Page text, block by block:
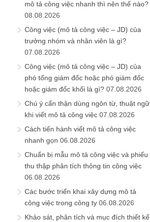
mô tả công việc nhanh thì nên thế nào?
08.08.2026
Công việc (mô tả công việc – JD) của
trưởng nhóm và nhân viên là gì?
07.08.2026
Công việc (mô tả công việc – JD) của
phó tổng giám đốc hoặc phó giám đốc
hoặc giám đốc khối là gì? 07.08.2026
Chú ý cẩn thận dùng ngôn từ, thuật ngữ
khi viết mô tả công việc 07.08.2026
Cách tiến hành viết mô tả công việc
nhanh gọn 06.08.2026
Chuẩn bị mẫu mô tả công việc và phiếu
thu thập phân tích thông tin công việc
06.08.2026
Các bước triển khai xây dựng mô tả
công việc trong công ty 06.08.2026
Khảo sát, phân tích và mục đích thiết kế